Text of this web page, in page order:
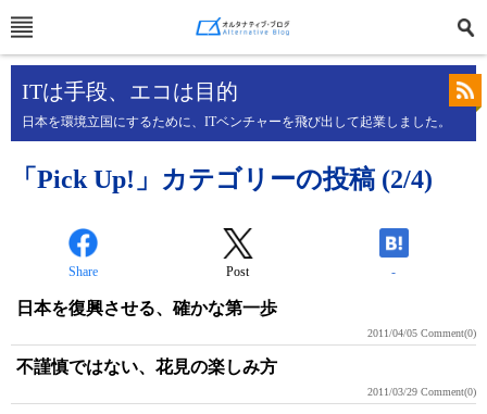
ITは手段、エコは目的
日本を環境立国にするために、ITベンチャーを飛び出して起業しました。
「Pick Up!」カテゴリーの投稿 (2/4)
Share Post -
日本を復興させる、確かな第一歩
2011/04/05 Comment(0)
不謹慎ではない、花見の楽しみ方
2011/03/29 Comment(0)